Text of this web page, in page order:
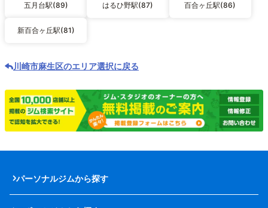
五月台駅(89) はるひ野駅(87) 百合ヶ丘駅(86)
新百合ヶ丘駅(81)
川崎市麻生区のエリア選択に戻る
パーソナルジムから探す